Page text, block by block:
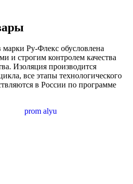
марки Ру-Флекс обусловлена
и строгим контролем качества
Изоляция производится
все этапы технологического
в России по программе